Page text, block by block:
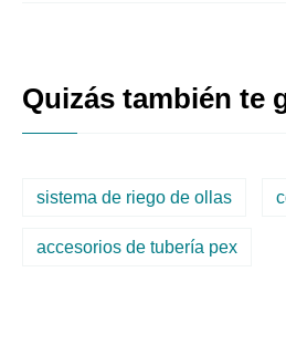
Quizás también te
sistema de riego de ollas
accesorios de tubería pex